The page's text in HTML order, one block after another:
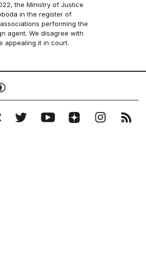
the Ministry of Justice
in the register of
performing the
agent. We disagree with
appealing it in court.